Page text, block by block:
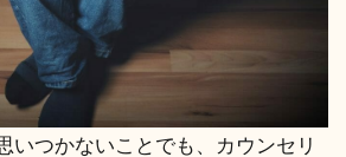
いつかないことでも、カウンセリ